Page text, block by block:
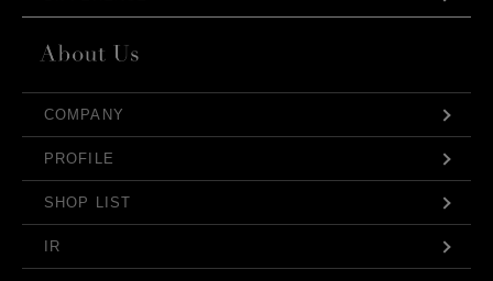
COMPANY
PROFILE
SHOP LIST
IR